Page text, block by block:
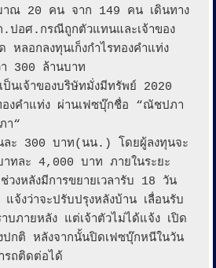
มาณ 20 คน จาก 149 คน เดินทาง
ปอศ.กรณีถูกตัวแทนและเจ้าของ
หลอกลงทุนเก็งกำไรทองคำแท่ง
า 300 ล้านบาท
นเจ้าของบริษัทมั่งมีทรัพย์ 2020
ทองคำแท่ง ผ่านเฟซบุ๊กชื่อ “ณัชปภา
า“
นละ 300 บาท(นน.) โดยผู้ลงทุนจะ
าทละ 4,000 บาท ภายในระยะ
งหลังมีการขยายเวลารับ 18 วัน
งว่าจะปรับปรุงหลังบ้าน เลื่อนรับ
าบภายหลัง แต่เจ้าตัวไม่ได้แจ้ง เปิด
ปกติ หลังจากนั้นปิดเฟซบุ๊กหนีในวัน
ถติดต่อได้